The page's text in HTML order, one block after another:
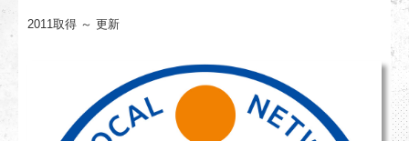
2011取得 ～ 更新